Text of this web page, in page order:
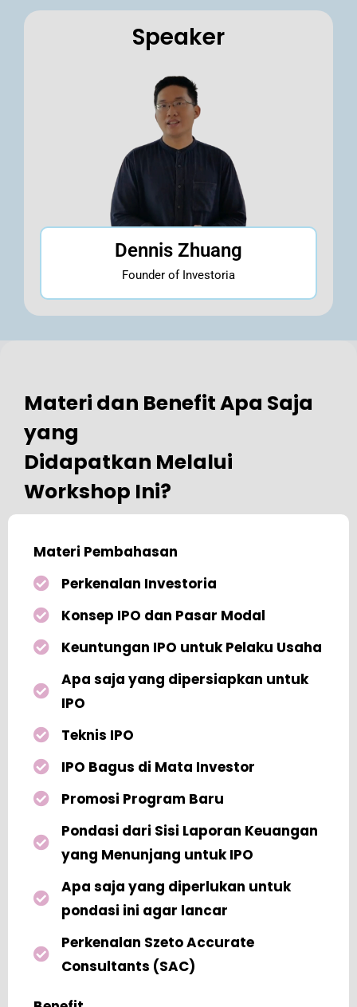
Speaker
Dennis Zhuang
Founder of Investoria
Materi dan Benefit Apa Saja
yang
Didapatkan Melalui
Workshop Ini?
Materi Pembahasan
Perkenalan Investoria
Konsep IPO dan Pasar Modal
Keuntungan IPO untuk Pelaku Usaha
Apa saja yang dipersiapkan untuk
IPO
Teknis IPO
IPO Bagus di Mata Investor
Promosi Program Baru
Pondasi dari Sisi Laporan Keuangan
yang Menunjang untuk IPO
Apa saja yang diperlukan untuk
pondasi ini agar lancar
Perkenalan Szeto Accurate
Consultants (SAC)